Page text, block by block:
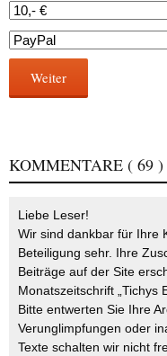
Weiter
KOMMENTARE ( 69 )
Liebe Leser!
Wir sind dankbar für Ihre
Beteiligung sehr. Ihre
Beiträge auf der Site
Monatszeitschrift „Tichys
Bitte entwerten Sie Ihre
Verunglimpfungen oder
Texte schalten wir nicht